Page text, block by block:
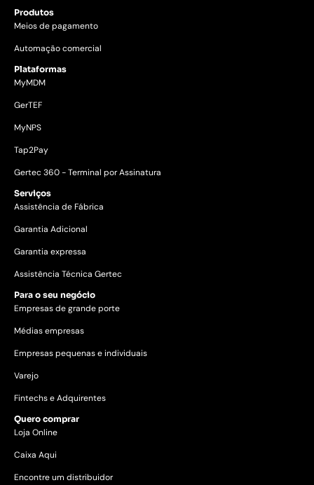
Produtos
Meios de pagamento
Automação comercial
Plataformas
MyMDM
GerTEF
MyNPS
Tap2Pay
Gertec 360 - Terminal por Assinatura
Serviços
Assistência de Fábrica
Garantia Adicional
Garantia expressa
Assistência Técnica Gertec
Para o seu negócio
Empresas de grande porte
Médias empresas
Empresas pequenas e individuais
Varejo
Fintechs e Adquirentes
Quero comprar
Loja Online
Caixa Aqui
Encontre um distribuidor